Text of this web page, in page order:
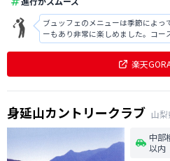
ブュッフェのメニューは季節によっ
ーもあり非常に楽しめました。コ
が、全体的に狭くて短いので少し物
楽天
身延山カントリークラブ 山
中部
以内